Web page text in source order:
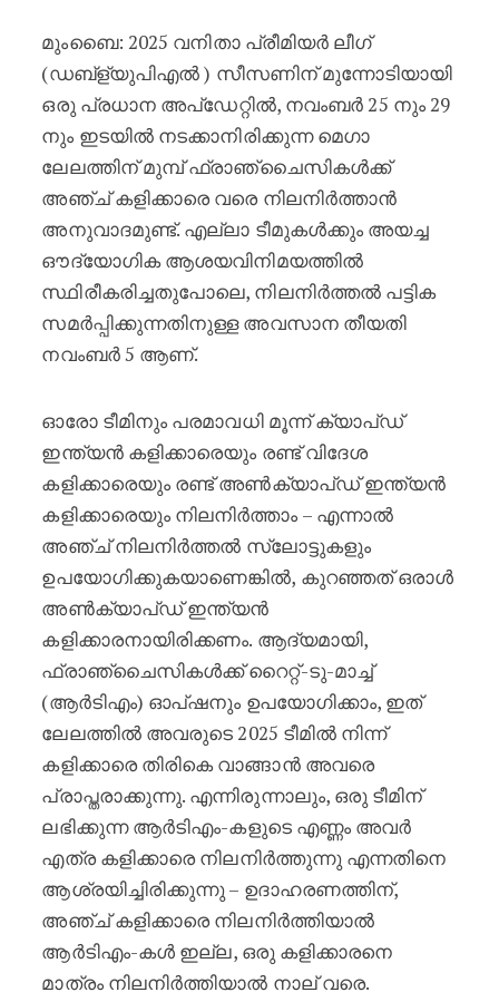
മുംബൈ: 2025 വനിതാ പ്രീമിയർ ലീഗ്
(ഡബ്ള്യുപിഎൽ ) സീസണിന് മുന്നോടിയായി
ഒരു പ്രധാന അപ്‌ഡേറ്റിൽ, നവംബർ 25 നും 29
നും ഇടയിൽ നടക്കാനിരിക്കുന്ന മെഗാ
ലേലത്തിന് മുമ്പ് ഫ്രാഞ്ചൈസികൾക്ക്
അഞ്ച് കളിക്കാരെ വരെ നിലനിർത്താൻ
അനുവാദമുണ്ട്. എല്ലാ ടീമുകൾക്കും അയച്ച
ഔദ്യോഗിക ആശയവിനിമയത്തിൽ
സ്ഥിരീകരിച്ചതുപോലെ, നിലനിർത്തൽ പട്ടിക
സമർപ്പിക്കുന്നതിനുള്ള അവസാന തീയതി
നവംബർ 5 ആണ്.
ഓരോ ടീമിനും പരമാവധി മൂന്ന് ക്യാപ്ഡ്
ഇന്ത്യൻ കളിക്കാരെയും രണ്ട് വിദേശ
കളിക്കാരെയും രണ്ട് അൺക്യാപ്ഡ് ഇന്ത്യൻ
കളിക്കാരെയും നിലനിർത്താം – എന്നാൽ
അഞ്ച് നിലനിർത്തൽ സ്ലോട്ടുകളും
ഉപയോഗിക്കുകയാണെങ്കിൽ, കുറഞ്ഞത് ഒരാൾ
അൺക്യാപ്ഡ് ഇന്ത്യൻ
കളിക്കാരനായിരിക്കണം. ആദ്യമായി,
ഫ്രാഞ്ചൈസികൾക്ക് റൈറ്റ്-ടു-മാച്ച്
(ആർടിഎം) ഓപ്ഷനും ഉപയോഗിക്കാം, ഇത്
ലേലത്തിൽ അവരുടെ 2025 ടീമിൽ നിന്ന്
കളിക്കാരെ തിരികെ വാങ്ങാൻ അവരെ
പ്രാപ്തരാക്കുന്നു. എന്നിരുന്നാലും, ഒരു ടീമിന്
ലഭിക്കുന്ന ആർടിഎം-കളുടെ എണ്ണം അവർ
എത്ര കളിക്കാരെ നിലനിർത്തുന്നു എന്നതിനെ
ആശ്രയിച്ചിരിക്കുന്നു – ഉദാഹരണത്തിന്,
അഞ്ച് കളിക്കാരെ നിലനിർത്തിയാൽ
ആർടിഎം-കൾ ഇല്ല, ഒരു കളിക്കാരനെ
മാത്രം നിലനിർത്തിയാൽ നാല് വരെ.